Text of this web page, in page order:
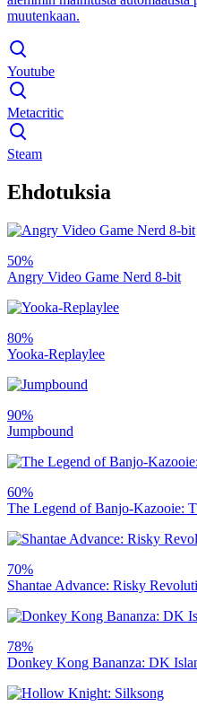
muutenkaan.
Youtube
Metacritic
Steam
Ehdotuksia
50%
Angry Video Game Nerd 8-bit
80%
Yooka-Replaylee
90%
Jumpbound
60%
The Legend of Banjo-Kazooie:
70%
Shantae Advance: Risky
78%
Donkey Kong Bananza: DK